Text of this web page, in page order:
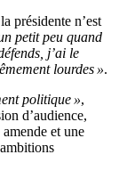
présidente n’est
petit peu quand
j’ai le
lourdes ».
politique »,
d’audience,
et une